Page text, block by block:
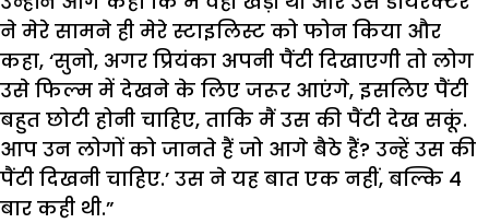
ने मेरे सामने ही मेरे स्टाइलिस्ट को फोन किया और
कहा, ‘सुनो, अगर प्रियंका अपनी पैंटी दिखाएगी तो लोग
उसे फिल्म में देखने के लिए जरूर आएंगे, इसलिए पैंटी
बहुत छोटी होनी चाहिए, ताकि मैं उस की पैंटी देख सकूं.
आप उन लोगों को जानते हैं जो आगे बैठे हैं? उन्हें उस की
पैंटी दिखनी चाहिए.’ उस ने यह बात एक नहीं, बल्कि 4
बार कही थी.”